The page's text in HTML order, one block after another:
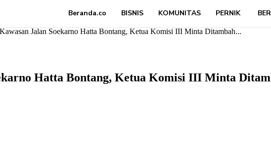
Beranda.co BISNIS KOMUNITAS PERNIK
Jalan Soekarno Hatta Bontang, Ketua Komisi III Minta Ditambah...
Hatta Bontang, Ketua Komisi III Minta